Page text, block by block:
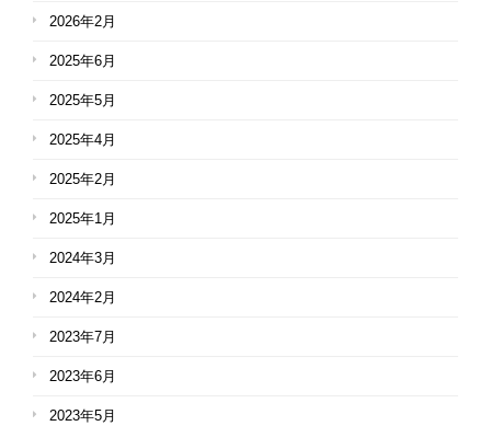
2026年2月
2025年6月
2025年5月
2025年4月
2025年2月
2025年1月
2024年3月
2024年2月
2023年7月
2023年6月
2023年5月